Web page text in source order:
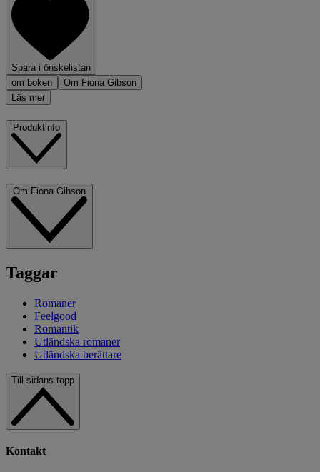
Spara i önskelistan
om boken
Om Fiona Gibson
Läs mer
Taggar
Romaner
Feelgood
Romantik
Utländska romaner
Utländska berättare
Till sidans topp
Kontakt